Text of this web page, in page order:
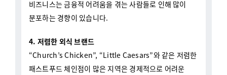
분포하는 경향이 있습니다.
“Church’s Chicken”, “Little Caesars”와 같은 저렴한
패스트푸드 체인점이 많은 지역은 경제적으로 어려운
경우가 많습니다. 저렴한 외식 브랜드의 높은 밀도는 해당